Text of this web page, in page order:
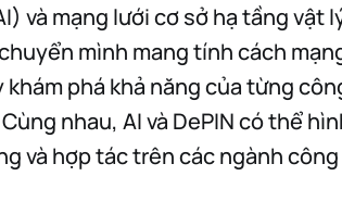
và mạng lưới cơ sở hạ tầng vật
mình mang tính cách
phá khả năng của từng
nhau, AI và DePIN có thể
và hợp tác trên các ngành